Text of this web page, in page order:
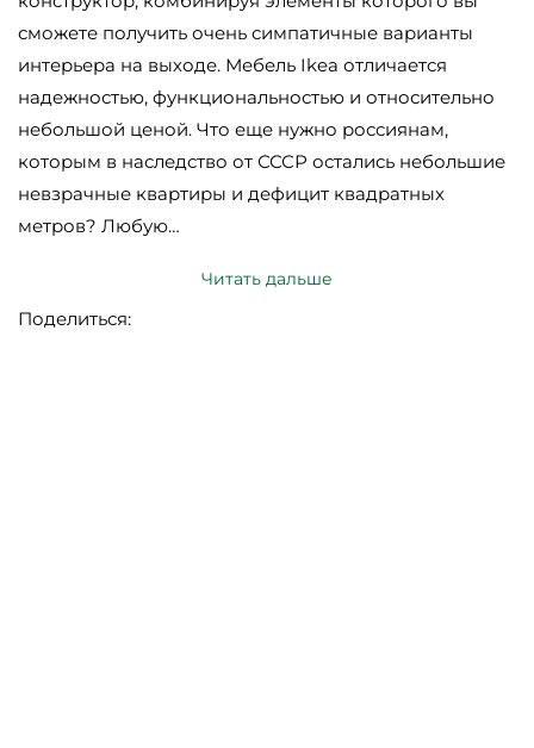
сможете получить очень симпатичные варианты
интерьера на выходе. Мебель Ikea отличается
надежностью, функциональностью и относительно
небольшой ценой. Что еще нужно россиянам,
которым в наследство от СССР остались небольшие
невзрачные квартиры и дефицит квадратных
метров? Любую…
Читать дальше
Поделиться: